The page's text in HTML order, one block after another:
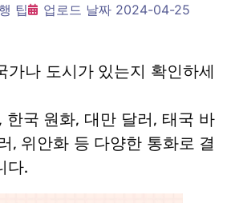
팁 업로드 날짜 2024-04-25
가나 도시가 있는지 확인하세
한국 원화, 대만 달러, 태국 바
, 위안화 등 다양한 통화로 결
다.